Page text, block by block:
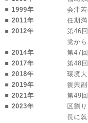
■ 1999年
会津
■ 2011年
任期
■ 2012年
第46
党か
■ 2014年
第47
■ 2017年
第48
■ 2018年
環境
■ 2019年
復興
■ 2021年
第49
■ 2023年
区割
長に